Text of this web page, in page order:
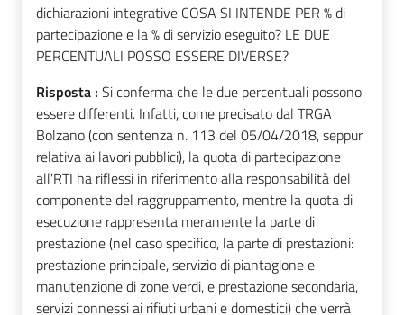
dichiarazioni integrative COSA SI INTENDE PER % di
partecipazione e la % di servizio eseguito? LE DUE
PERCENTUALI POSSO ESSERE DIVERSE?
Risposta : Si conferma che le due percentuali possono
essere differenti. Infatti, come precisato dal TRGA
Bolzano (con sentenza n. 113 del 05/04/2018, seppur
relativa ai lavori pubblici), la quota di partecipazione
all'RTI ha riflessi in riferimento alla responsabilità del
componente del raggruppamento, mentre la quota di
esecuzione rappresenta meramente la parte di
prestazione (nel caso specifico, la parte di prestazioni:
prestazione principale, servizio di piantagione e
manutenzione di zone verdi, e prestazione secondaria,
servizi connessi ai rifiuti urbani e domestici) che verrà